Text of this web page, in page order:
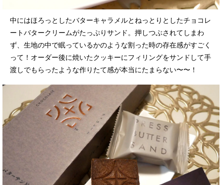
中にはほろっとしたバターキャラメルとねっとりとしたチョコレ
ートバタークリームがたっぷりサンド。押しつぶされてしまわ
ず、生地の中で眠っているかのような割った時の存在感がすごく
って！オーダー後に焼いたクッキーにフィリングをサンドして手
渡しでもらったような作りたて感が本当にたまらない〜〜！